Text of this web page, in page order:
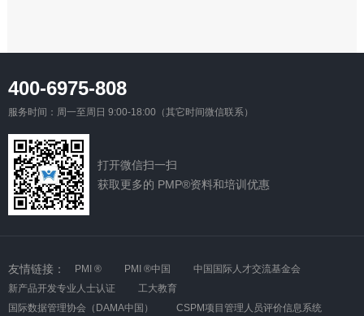
400-6975-808
服务时间：周一至周日 9:00-18:00（其它时间微信联系）
打开微信扫一扫
获取更多的 PMP®资料和培训优惠
友情链接： PMI ® PMI ®中国
中国国际人才交流基金会
新产品开发专业人士认证
工大教育
国际数据管理协会（DAMA中国）
CSPM项目管理人员评价信息系统